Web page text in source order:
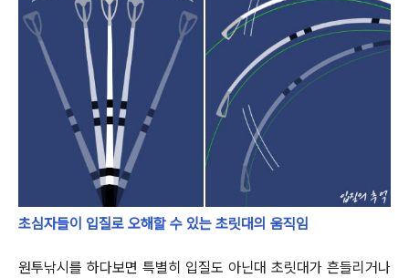
초심자들이 입질로 오해할 수 있는 초릿대의 움직임
원투낚시를 하다보면 특별히 입질도 아닌대 초릿대가 흔들리거나